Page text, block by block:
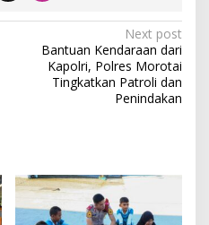
Next post
Bantuan Kendaraan dari
Kapolri, Polres Morotai
Tingkatkan Patroli dan
Penindakan